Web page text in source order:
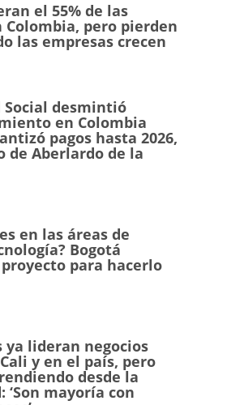
el 55% de las
Colombia, pero pierden
las empresas crecen
Social desmintió
en Colombia
pagos hasta 2026,
de Aberlardo de la
en las áreas de
Bogotá
para hacerlo
ya lideran negocios
y en el país, pero
desde la
‘Son mayoría con